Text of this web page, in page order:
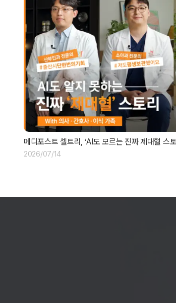
메디포스트 셀트리, ‘AI도 모르는 진짜 제대혈 스
2026/07/14